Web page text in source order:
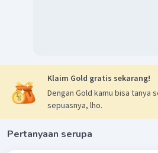
Klaim Gold gratis sekarang!
Dengan Gold kamu bisa tanya
sepuasnya, lho.
Pertanyaan serupa